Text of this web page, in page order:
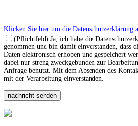
Klicken Sie hier um die Datenschutzerklärung
(Pflichtfeld) Ja, ich habe die
genommen und bin damit einverstanden, dass
Daten elektronisch erhoben und gespeichert
dabei nur streng zweckgebunden zur
Anfrage benutzt. Mit dem Absenden des
mit der Verarbeitung einverstanden.